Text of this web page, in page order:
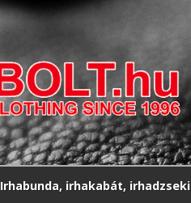
Irhabunda, irhakabát, irhadzseki